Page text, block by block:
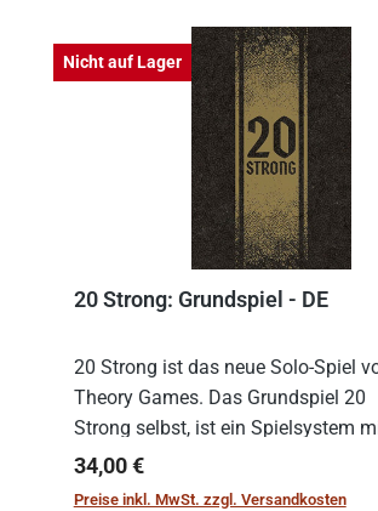
Nicht auf Lager
20 Strong: Grundspiel - DE
20 Strong ist das neue Solo-Spiel
Theory Games. Das Grundspiel 20
Strong selbst, ist ein Spielsystem
einfachen Regeln. Um es zu spielen,
immer mit einem Themenset
Regulärer Preis:
34,00 €
Preise inkl. MwSt. zzgl. Versandkosten